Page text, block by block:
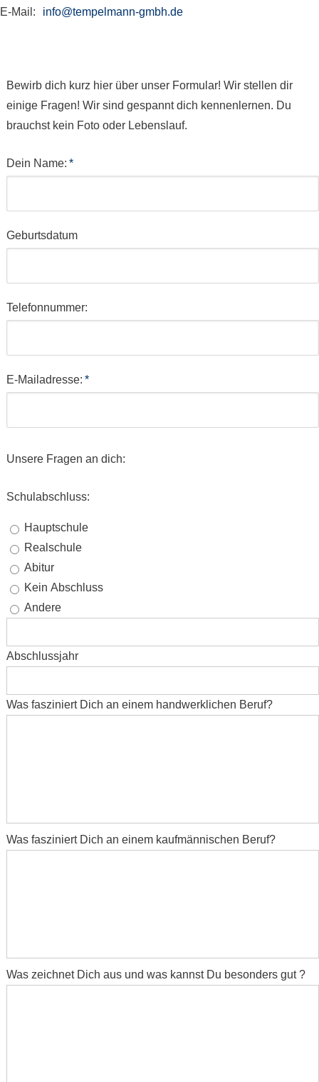
E-Mail: info@tempelmann-gmbh.de
Bewirb dich kurz hier über unser Formular! Wir stellen dir
einige Fragen! Wir sind gespannt dich kennenlernen. Du
brauchst kein Foto oder Lebenslauf.
Dein Name: *
Geburtsdatum
Telefonnummer:
E-Mailadresse: *
Unsere Fragen an dich:
Schulabschluss:
Hauptschule
Realschule
Abitur
Kein Abschluss
Andere
Abschlussjahr
Was fasziniert Dich an einem handwerklichen Beruf?
Was fasziniert Dich an einem kaufmännischen Beruf?
Was zeichnet Dich aus und was kannst Du besonders gut ?